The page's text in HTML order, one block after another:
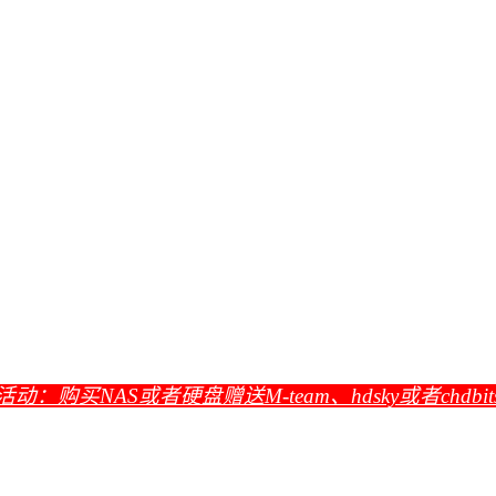
动：购买NAS或者硬盘赠送M-team、hdsky或者